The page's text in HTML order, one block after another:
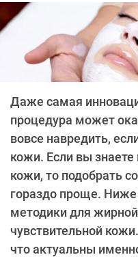
Даже самая
процедура может
вовсе навредить,
кожи. Если вы знаете
кожи, то подобрать
гораздо проще.
методики для
чувствительной
что актуальны